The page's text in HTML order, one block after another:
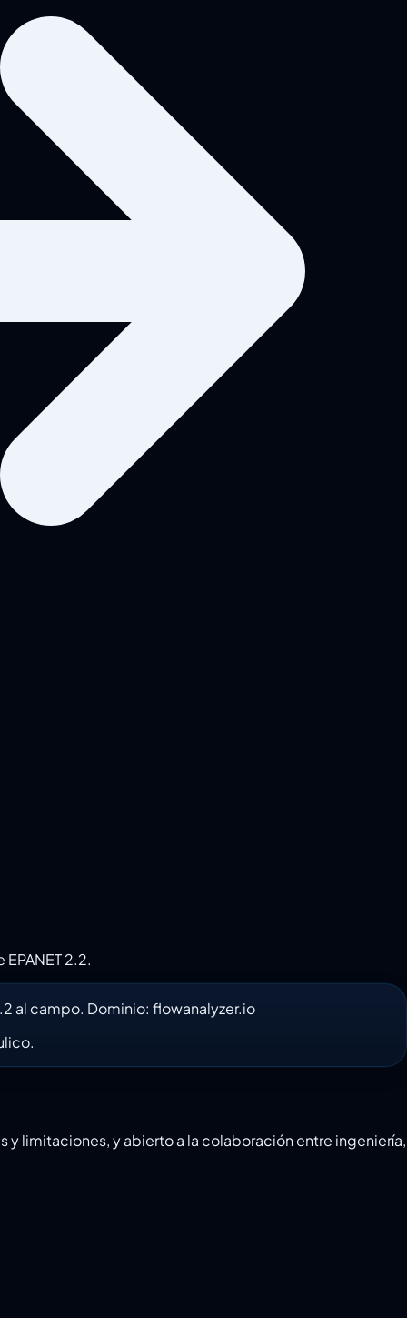
2.2.
al campo. Dominio: flowanalyzer.io
limitaciones, y abierto a la colaboración entre ingeniería,